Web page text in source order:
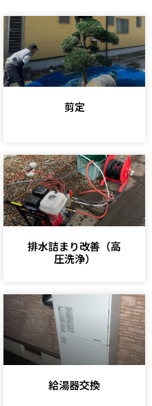
剪定
排水詰まり改善（高
圧洗浄）
給湯器交換